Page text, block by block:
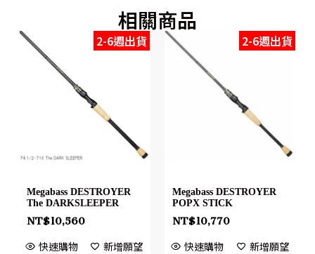
相關商品
2-6週出貨
Megabass DESTROYER
The DARKSLEEPER
NT$10,560
快速購物 新增願望
2-6週出貨
Megabass DESTROYER
POPX STICK
NT$10,770
快速購物 新增願望